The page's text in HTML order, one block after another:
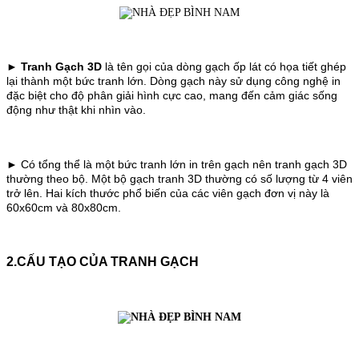
► Tranh Gạch 3D là tên gọi của dòng gạch ốp lát có họa tiết ghép
lại thành một bức tranh lớn. Dòng gạch này sử dụng công nghệ in
đặc biệt cho độ phân giải hình cực cao, mang đến cảm giác sống
động như thật khi nhìn vào.
► Có tổng thể là một bức tranh lớn in trên gạch nên tranh gạch 3D
thường theo bộ. Một bộ gạch tranh 3D thường có số lượng từ 4 viên
trở lên. Hai kích thước phổ biến của các viên gạch đơn vị này là
60x60cm và 80x80cm.
2.CẤU TẠO CỦA TRANH GẠCH